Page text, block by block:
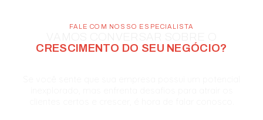
FALE COM NOSSO ESPECIALISTA
CRESCIMENTO DO SEU NEGÓCIO?